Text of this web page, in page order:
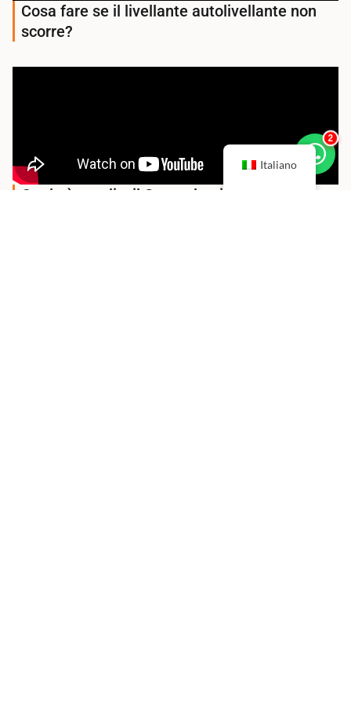
Cosa fare se il livellante autolivellante non
scorre?
Quale è meglio, il Superplasticizzante
2
Italiano